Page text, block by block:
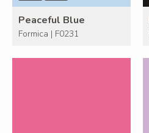
Peaceful Blue
Formica | F0231